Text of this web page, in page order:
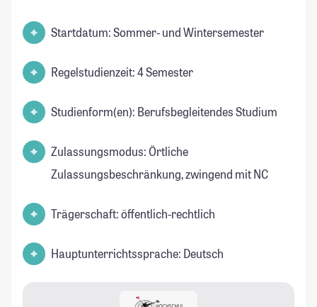
Startdatum: Sommer- und Wintersemester
Regelstudienzeit: 4 Semester
Studienform(en): Berufsbegleitendes Studium
Zulassungsmodus: Örtliche
Zulassungsbeschränkung, zwingend mit NC
Trägerschaft: öffentlich-rechtlich
Hauptunterrichtssprache: Deutsch